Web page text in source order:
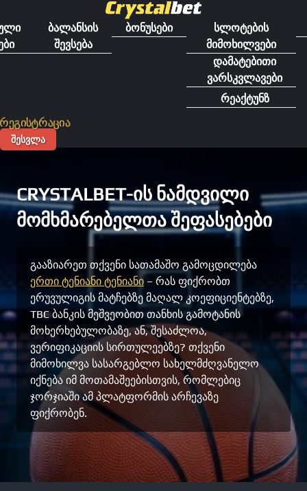
შინაარსზებალანსის
შევსება
ბონუსები
სლოტების
მიმოხილვები
დამატებითი
ვარსკვლავები
რეაქტუნზ
რეგისტრაცია
ᲨᲔᲡᲕᲚᲐ
CRYSTALBET-ᲘᲡ ᲜᲐᲛᲓᲕᲘᲚᲘ
ᲛᲝᲛᲮᲛᲐᲠᲔᲑᲔᲚᲗᲐ ᲨᲔᲤᲐᲡᲔᲑᲔᲑᲘ
გააზიარეთ თქვენი სათამაშო გამოცდილება
ერთი ტენიანი ტენიანი – რას ფიქრობთ
ერუვულიგის მატჩებზე მაღალ კოეფიციენტებზე,
TBC ბანკის მეშვეობით თანხის გამოტანის
მოხერხებულობაზე, ან, შესაძლოა,
ვერიფიკაციის სირთულეებზე? თქვენი
მიმოხილვა სასარგებლო სახელმძღვანელო
იქნება იმ მოთამაშეებისთვის, რომლებიც
ჯორჯიაში ამ პლატფორმის არჩევაზე
ფიქრობენ.